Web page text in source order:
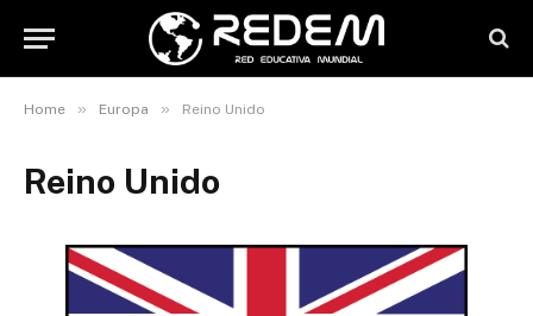
Home » Europa » Reino Unido
Reino Unido